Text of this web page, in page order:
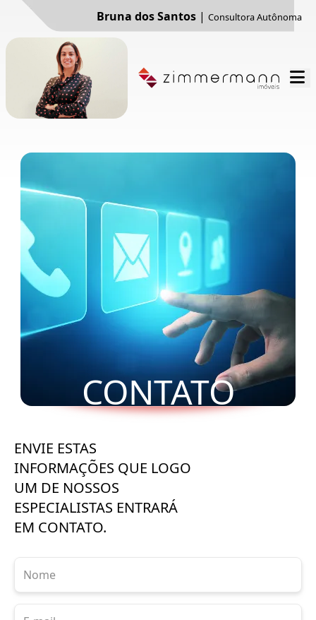
Bruna dos Santos | Consultora Autônoma
CONTATO
ENVIE ESTAS
INFORMAÇÕES QUE LOGO
UM DE NOSSOS
ESPECIALISTAS ENTRARÁ
EM CONTATO.